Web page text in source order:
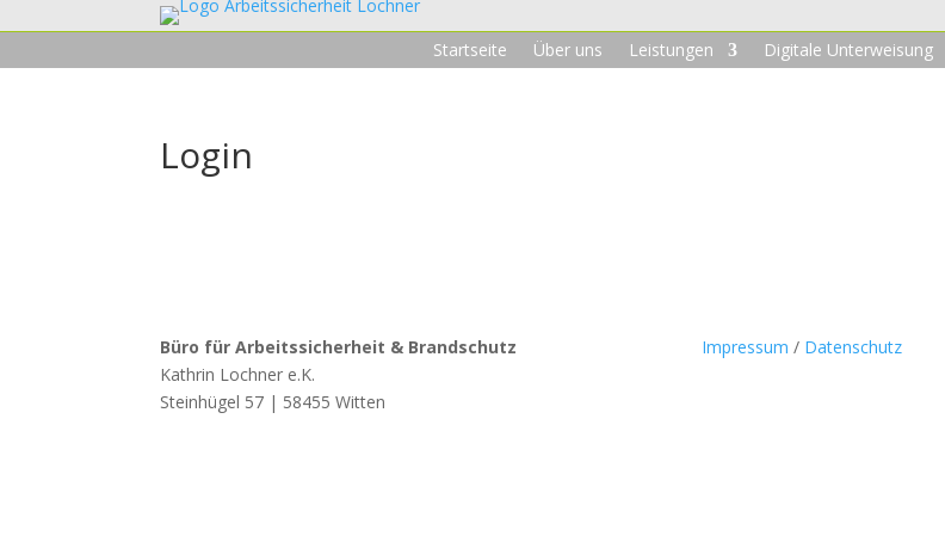
Startseite Über uns Leistungen Digitale Unterweisung
Login
Büro für Arbeitssicherheit & Brandschutz
Kathrin Lochner e.K.
Steinhügel 57 | 58455 Witten
Impressum / Datenschutz